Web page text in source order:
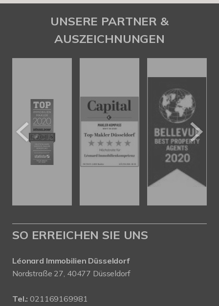
UNSERE PARTNER &
AUSZEICHNUNGEN
SO ERREICHEN SIE UNS
Léonard Immobilien Düsseldorf
Nordstraße 27, 40477 Düsseldorf
Tel.: 021169169981